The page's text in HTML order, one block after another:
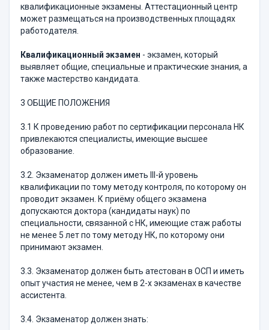
квалификационные экзамены. Аттестационный центр
может размещаться на производственных площадях
работодателя.
Квалификационный экзамен - экзамен, который
выявляет общие, специальные и практические знания, а
также мастерство кандидата.
3 ОБЩИЕ ПОЛОЖЕНИЯ
3.1 К проведению работ по сертификации персонала НК
привлекаются специалисты, имеющие высшее
образование.
3.2. Экзаменатор должен иметь III-й уровень
квалификации по тому методу контроля, по которому он
проводит экзамен. К приёму общего экзамена
допускаются доктора (кандидаты наук) по
специальности, связанной с НК, имеющие стаж работы
не менее 5 лет по тому методу НК, по которому они
принимают экзамен.
3.3. Экзаменатор должен быть атестован в ОСП и иметь
опыт участия не менее, чем в 2-х экзаменах в качестве
ассистента.
3.4. Экзаменатор должен знать: